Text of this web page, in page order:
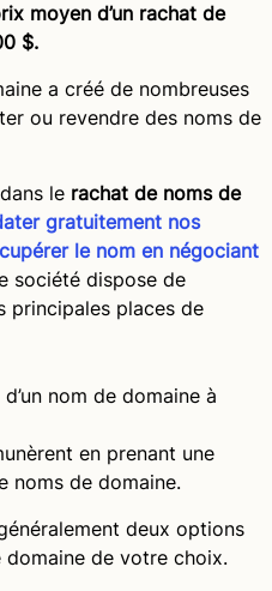
moyen d’un rachat de
$.
a créé de nombreuses
ou revendre des noms de
le rachat de noms de
gratuitement nos
le nom en négociant
société dispose de
principales places de
nom de domaine à
en prenant une
noms de domaine.
deux options
domaine de votre choix.